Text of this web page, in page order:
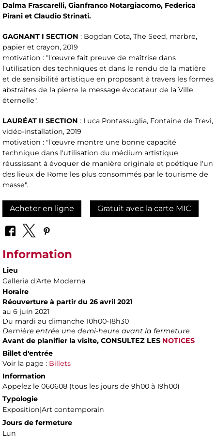
Dalma Frascarelli, Gianfranco Notargiacomo, Federica
Pirani et Claudio Strinati.
GAGNANT I SECTION : Bogdan Cota, The Seed, marbre,
papier et crayon, 2019
motivation : "l'œuvre fait preuve de maîtrise dans
l'utilisation des techniques et dans le rendu de la matière
et de sensibilité artistique en proposant à travers les formes
abstraites de la pierre le message évocateur de la Ville
éternelle".
LAURÉAT II SECTION : Luca Pontassuglia, Fontaine de Trevi,
vidéo-installation, 2019
motivation : "l'œuvre montre une bonne capacité
technique dans l'utilisation du médium artistique,
réussissant à évoquer de manière originale et poétique l'un
des lieux de Rome les plus consommés par le tourisme de
masse".
Acheter en ligne Gratuit avec la carte MIC
Information
Lieu
Galleria d'Arte Moderna
Horaire
Réouverture à partir du 26 avril 2021
au 6 juin 2021
Du mardi au dimanche 10h00-18h30
Dernière entrée une demi-heure avant la fermeture
Avant de planifier la visite, CONSULTEZ LES NOTICES
Billet d'entrée
Voir la page : Billets
Information
Appelez le 060608 (tous les jours de 9h00 à 19h00)
Typologie
Exposition|Art contemporain
Jours de fermeture
Lun